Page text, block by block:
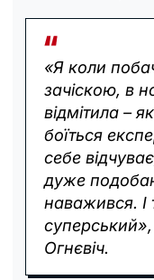
«Я коли
зачіскою, в
відмітила –
боїться
себе
дуже
наважився. І
Огнєвіч.